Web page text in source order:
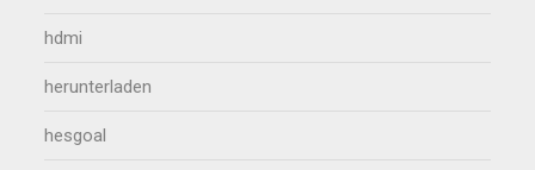
hdmi
herunterladen
hesgoal